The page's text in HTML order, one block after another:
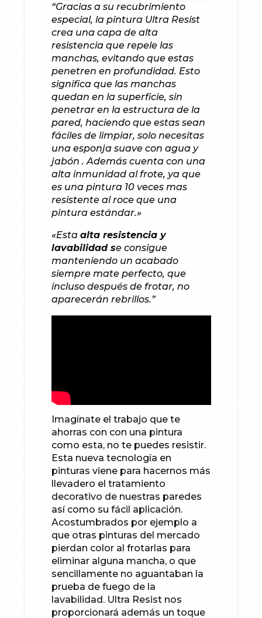
“Gracias a su recubrimiento
especial, la pintura Ultra Resist
crea una capa de alta
resistencia que repele las
manchas, evitando que estas
penetren en profundidad. Esto
significa que las manchas
quedan en la superficie, sin
penetrar en la estructura de la
pared, haciendo que estas sean
fáciles de limpiar, solo necesitas
una esponja suave con agua y
jabón . Además cuenta con una
alta inmunidad al frote, ya que
es una pintura 10 veces mas
resistente al roce que una
pintura estándar.»
«Esta alta resistencia y
lavabilidad se consigue
manteniendo un acabado
siempre mate perfecto, que
incluso después de frotar, no
aparecerán rebrillos.”
Imagínate el trabajo que te
ahorras con con una pintura
como esta, no te puedes resistir.
Esta nueva tecnología en
pinturas viene para hacernos más
llevadero el tratamiento
decorativo de nuestras paredes
así como su fácil aplicación.
Acostumbrados por ejemplo a
que otras pinturas del mercado
pierdan color al frotarlas para
eliminar alguna mancha, o que
sencillamente no aguantaban la
prueba de fuego de la
lavabilidad. Ultra Resist nos
proporcionará además un toque